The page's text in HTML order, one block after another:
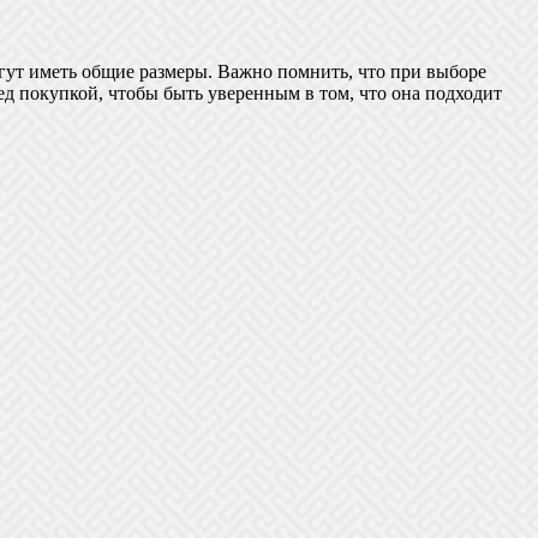
иметь общие размеры. Важно помнить, что при выборе
покупкой, чтобы быть уверенным в том, что она подходит